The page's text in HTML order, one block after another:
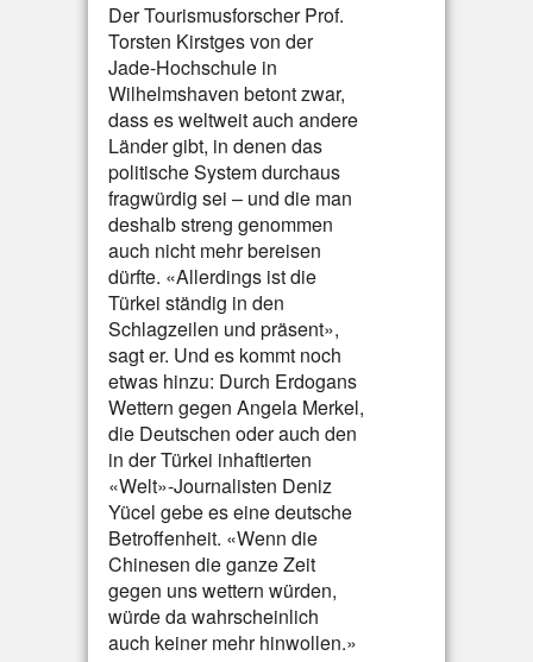
Der Tourismusforscher Prof.
Torsten Kirstges von der
Jade-Hochschule in
Wilhelmshaven betont zwar,
dass es weltweit auch andere
Länder gibt, in denen das
politische System durchaus
fragwürdig sei – und die man
deshalb streng genommen
auch nicht mehr bereisen
dürfte. «Allerdings ist die
Türkei ständig in den
Schlagzeilen und präsent»,
sagt er. Und es kommt noch
etwas hinzu: Durch Erdogans
Wettern gegen Angela Merkel,
die Deutschen oder auch den
in der Türkei inhaftierten
«Welt»-Journalisten Deniz
Yücel gebe es eine deutsche
Betroffenheit. «Wenn die
Chinesen die ganze Zeit
gegen uns wettern würden,
würde da wahrscheinlich
auch keiner mehr hinwollen.»